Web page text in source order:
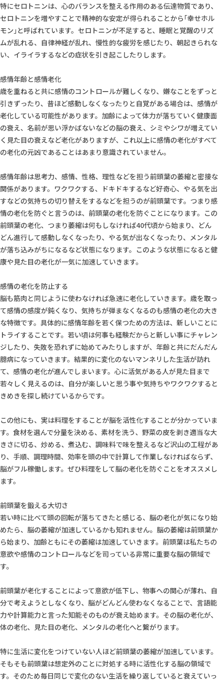
特にセロトニンは、心のバランスを整える作用のある伝達物質であり、
セロトニンを増やすことで精神的な安定が得られることから｢幸せホル
モン｣と呼ばれています。セロトニンが不足すると、睡眠と覚醒のリズ
ムが乱れる、自律神経が乱れ、慢性的な疲労を感じたり、朝起きられな
い、イライラするなどの症状を引き起こしたりします。
感情年齢と感情老化
歳を重ねると共に感情のコントロールが難しくなり、嫌なことをずっと
引きずったり、昔ほど感動しなくなったりと自覚がある場合は、感情が
老化している可能性があります。加齢によって体力が落ちていく健康面
の衰え、名前が思い浮かばないなどの脳の衰え、シミやシワが増えてい
く見た目の衰えなど老化がありますが、これ以上に感情の老化がすべて
の老化の元凶であることはあまり意識されていません。
感情年齢は思考力、感情、性格、理性などを担う前頭葉の萎縮と密接な
関係があります。ワクワクする、ドキドキするなど好奇心、やる気を出
すなどの気持ちの切り替えをするなどを担うのが前頭葉です。つまり感
情の老化を防ぐと言うのは、前頭葉の老化を防ぐことになります。この
前頭葉の老化、つまり萎縮は何もしなければ40代頃から始まり、どん
どん進行して感動しなくなったり、やる気が出なくなったり、メンタル
が落ち込みがちになるなど状態になります。このような状態になると健
康や見た目の老化が一気に加速していきます。
感情の老化を防止する
脳も筋肉と同じように使わなければ急速に老化していきます。歳を取っ
て感情の感度が鈍くなり、気持ちが弾まなくなるのも感情の老化の大き
な特徴です。具体的に感情年齢を若く保つための方法は、新しいことに
トライすることです。若い頃は何事も経験だからと新しい事にチャレン
ジしたり、失敗を恐れずに始めてみたりしますが、年齢と共にだんだん
臆病になっていきます。結果的に変化のないマンネリした生活が訪れ
て、感情の老化が進んでしまいます。心に活気がある人が見た目まで
若々しく見えるのは、自分が楽しいと思う事や気持ちやワクワクすると
きめきを探し続けているからです。
この他にも、実は料理をすることが脳を活性化することが分かっていま
す。食材を選んで分量を決める、素材を洗う、野菜の皮を剥き適当な大
きさに切る、炒める、煮込む、調味料で味を整えるなど沢山の工程があ
り、手順、調理時間、効率を頭の中で計算して作業しなければならず、
脳がフル稼働します。ぜひ料理をして脳の老化を防ぐことをオススメし
ます。
前頭葉を鍛える大切さ
若い時に比べて頭の回転が落ちてきたと感じる、脳の老化が気になり始
めたら、脳の萎縮が加速しているかも知れません。脳の萎縮は前頭葉か
ら始まり、加齢ともにその萎縮は加速していきます。前頭葉は私たちの
意欲や感情のコントロールなどを司っている非常に重要な脳の領域で
す。
前頭葉が老化することによって意欲が低下し、物事への関心が薄れ、自
分で考えようとしなくなり、脳がどんどん使わなくなることで、言語能
力や計算能力と言った知能そのものが衰え始めます。その脳の老化が、
体の老化、見た目の老化、メンタルの老化へと繋がります。
特に生活に変化をつけていない人ほど前頭葉の萎縮が加速しています。
そもそも前頭葉は想定外のことに対処する時に活性化する脳の領域で
す。そのため毎日同じで変化のない生活を繰り返していると衰えていっ